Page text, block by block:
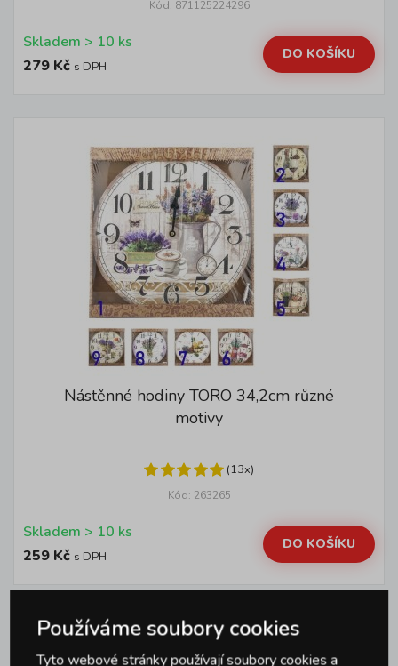
Kód: 871125224296
Skladem > 10 ks
279 Kč s DPH
DO KOŠÍKU
Nástěnné hodiny TORO 34,2cm různé
motivy
(13x)
Kód: 263265
Skladem > 10 ks
259 Kč s DPH
DO KOŠÍKU
Zpět nahoru
Používáme soubory cookies
Tyto webové stránky používají soubory cookies a